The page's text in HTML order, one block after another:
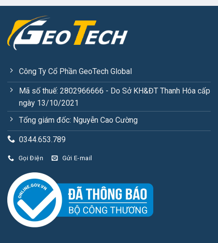
Công Ty Cổ Phần GeoTech Global
Mã số thuế: 2802966666 - Do Sở KH&ĐT Thanh Hóa cấp
ngày 13/10/2021
Tổng giám đốc: Nguyễn Cao Cường
0344.653.789
Gọi Điện Gửi E-mail